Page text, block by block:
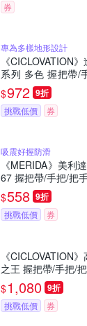
券
專為多樣地形設計
《CICLOVATION
系列 多色 握把帶/
車
$972 9折
挑戰低價 券
吸震好握防滑
《MERIDA》美利
67 握把帶/手把/把
$558 9折
挑戰低價 券
《CICLOVATION
之王 握把帶/手把/
$1,080 9折
挑戰低價 券